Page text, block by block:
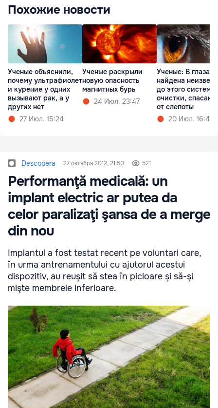
Похожие новости
Ученые объяснили,
почему ультрафиолет
и курение у одних
вызывают рак, а у
других нет
27 Июл. 15:24
Ученые раскрыли
новую опасность
магнитных бурь
24 Июл. 23:47
Ученые: В глазах
найдена
до этого система
очистки,
от слепоты
20 Июл. 16:46
Descopera 27 октября 2012, 21:50 521
Performanţă medicală: un
implant electric ar putea da
celor paralizaţi şansa de a merge
din nou
Implantul a fost testat recent pe voluntari care,
în urma antrenamentului cu ajutorul acestui
dispozitiv, au reuşit să stea în picioare şi să-şi
mişte membrele inferioare.